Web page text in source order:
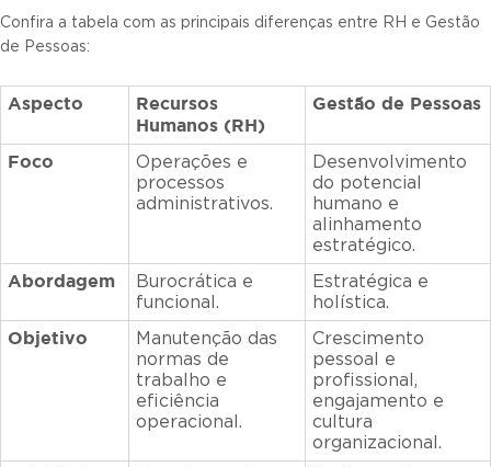
Confira a tabela com as principais diferenças entre RH e Gestão
de Pessoas:
Aspecto
Recursos
Humanos (RH)
Gestão de Pessoas
Foco
Operações e
processos
administrativos.
Desenvolvimento
do potencial
humano e
alinhamento
estratégico.
Abordagem
Burocrática e
funcional.
Estratégica e
holística.
Objetivo
Manutenção das
normas de
trabalho e
eficiência
operacional.
Crescimento
pessoal e
profissional,
engajamento e
cultura
organizacional.